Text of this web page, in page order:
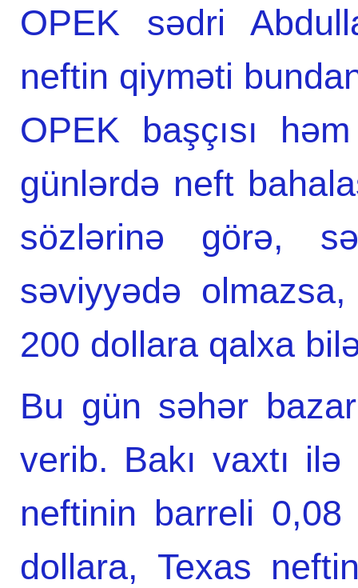
OPEK sədri
neftin qiyməti
OPEK başçısı
günlərdə neft
sözlərinə görə,
səviyyədə
200 dollara qalxa
Bu gün səhər
verib. Bakı vaxtı
neftinin barreli
dollara, Texas